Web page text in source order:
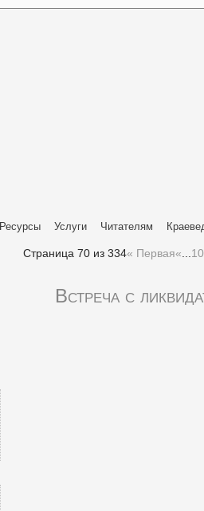
Ресурсы Услуги Читателям
Страница 70 из 334« Первая« 10
Встреча с